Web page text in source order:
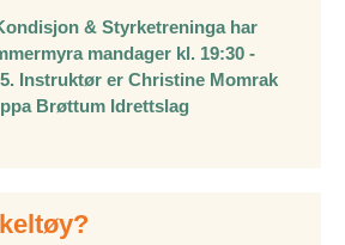
& Styrketreninga har
mandager kl. 19:30 -
Instruktør er Christine Momrak
Brøttum Idrettslag